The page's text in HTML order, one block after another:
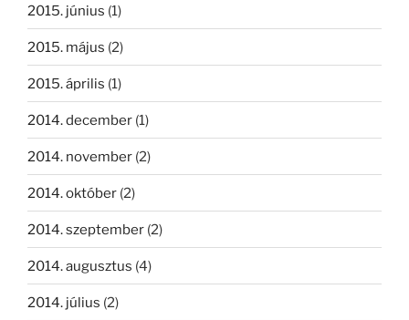
2015. június (1)
2015. május (2)
2015. április (1)
2014. december (1)
2014. november (2)
2014. október (2)
2014. szeptember (2)
2014. augusztus (4)
2014. július (2)